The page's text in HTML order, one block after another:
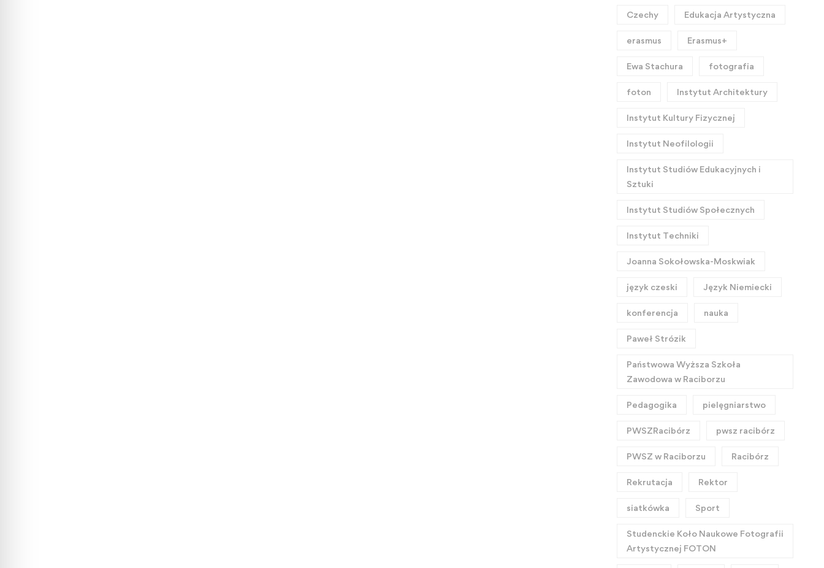
Czechy Edukacja Artystyczna
erasmus Erasmus+
Ewa Stachura fotografia
foton Instytut Architektury
Instytut Kultury Fizycznej
Instytut Neofilologii
Instytut Studiów Edukacyjnych i
Sztuki
Instytut Studiów Społecznych
Instytut Techniki
Joanna Sokołowska-Moskwiak
język czeski Język Niemiecki
konferencja nauka
Paweł Strózik
Państwowa Wyższa Szkoła
Zawodowa w Raciborzu
Pedagogika pielęgniarstwo
PWSZRacibórz pwsz racibórz
PWSZ w Raciborzu Racibórz
Rekrutacja Rektor
siatkówka Sport
Studenckie Koło Naukowe Fotografii
Artystycznej FOTON